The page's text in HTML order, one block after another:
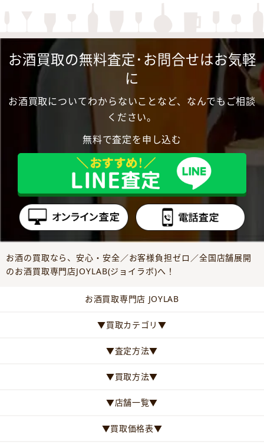
お酒買取の無料査定･お問合せはお気軽
に
お酒買取についてわからないことなど、なんでもご相談
ください。
無料で査定を申し込む
お酒の買取なら、安心・安全／お客様負担ゼロ／全国店舗展開
のお酒買取専門店JOYLAB(ジョイラボ)へ！
お酒買取専門店 JOYLAB
▼買取カテゴリ▼
▼査定方法▼
▼買取方法▼
▼店舗一覧▼
▼買取価格表▼